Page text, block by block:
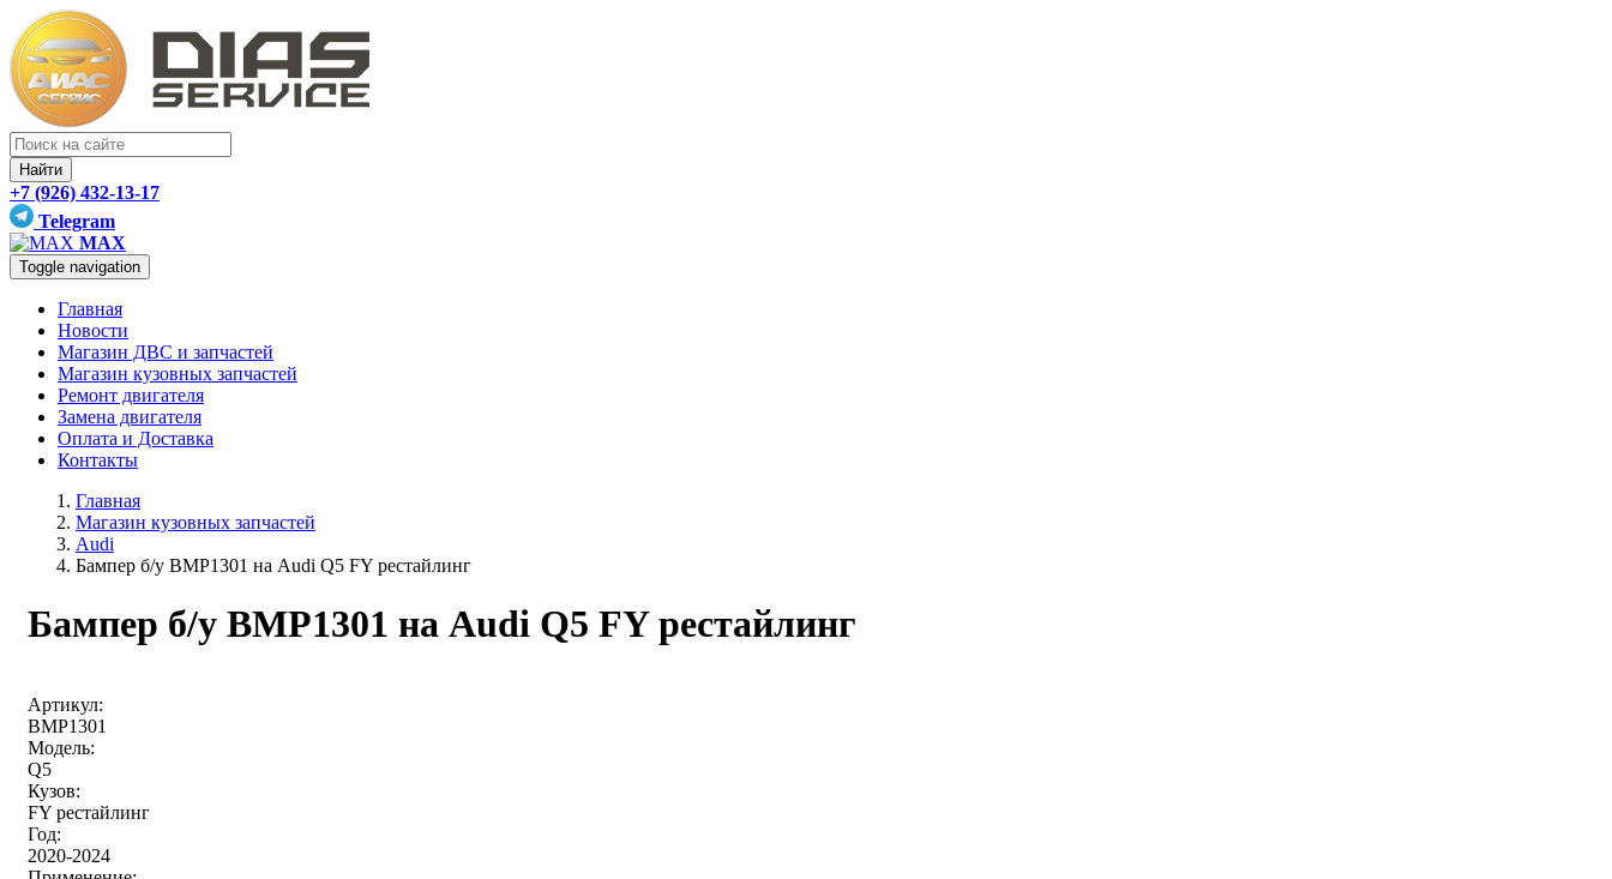
Найти
+7 (926) 432-13-17
Telegram
MAX
Toggle navigation
Главная
Новости
Магазин ДВС и запчастей
Магазин кузовных запчастей
Ремонт двигателя
Замена двигателя
Оплата и Доставка
Контакты
Главная
Магазин кузовных запчастей
Audi
Бампер б/у BMP1301 на Audi Q5 FY рестайлинг
Бампер б/у BMP1301 на Audi Q5 FY рестайлинг
Артикул:
BMP1301
Модель:
Q5
Кузов:
FY рестайлинг
Год:
2020-2024